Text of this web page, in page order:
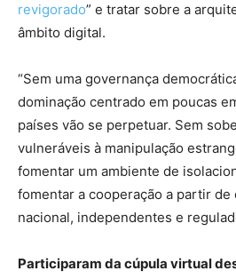
revigorado” e tratar sobre a
âmbito digital.
“Sem uma governança
dominação centrado em poucas
países vão se perpetuar. Sem
vulneráveis à manipulação
fomentar um ambiente de
fomentar a cooperação a partir de
nacional, independentes e
Participaram da cúpula virtual